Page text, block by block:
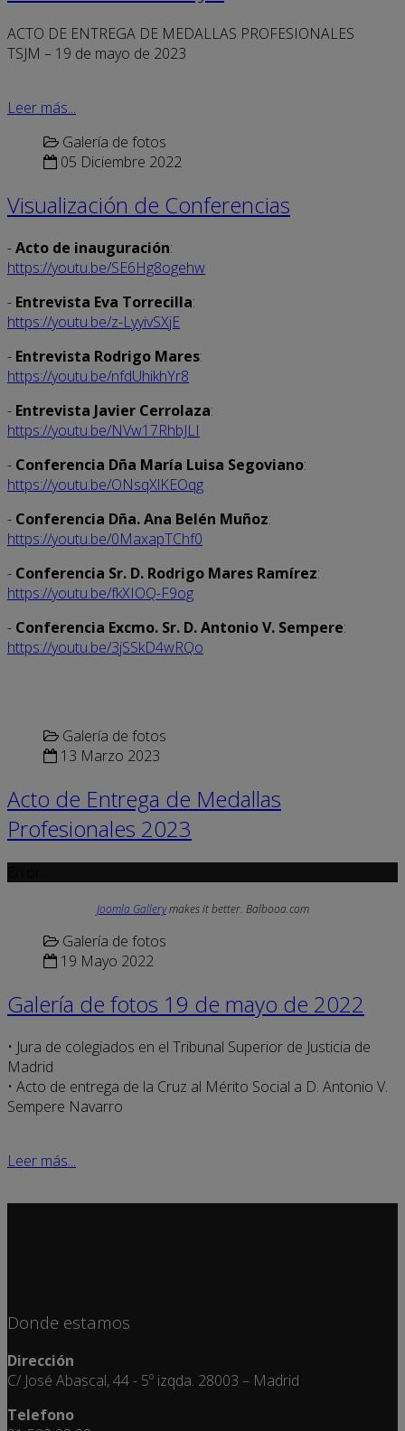
ACTO DE ENTREGA DE MEDALLAS PROFESIONALES
TSJM – 19 de mayo de 2023
Leer más...
Galería de fotos
05 Diciembre 2022
Visualización de Conferencias
-Acto de inauguración:
https://youtu.be/SE6Hg8ogehw
- Entrevista Eva Torrecilla:
https://youtu.be/z-LyyivSXjE
- Entrevista Rodrigo Mares:
https://youtu.be/nfdUhikhYr8
- Entrevista Javier Cerrolaza:
https://youtu.be/NVw17RhbJLI
- Conferencia Dña María Luisa Segoviano:
https://youtu.be/ONsqXlKEOqg
- Conferencia Dña. Ana Belén Muñoz:
https://youtu.be/0MaxapTChf0
- Conferencia Sr. D. Rodrigo Mares Ramírez:
https://youtu.be/fkXIOQ-F9og
- Conferencia Excmo. Sr. D. Antonio V. Sempere:
https://youtu.be/3jSSkD4wRQo
Galería de fotos
13 Marzo 2023
Acto de Entrega de Medallas
Profesionales 2023
Joomla Gallerymakes it better. Balbooa.com
Galería de fotos
19 Mayo 2022
Galería de fotos 19 de mayo de 2022
• Jura de colegiados en el Tribunal Superior de Justicia de
Madrid
• Acto de entrega de la Cruz al Mérito Social a D. Antonio V.
Sempere Navarro
Leer más...
Donde estamos
Dirección
C/ José Abascal, 44 - 5º izqda. 28003 – Madrid
Telefono